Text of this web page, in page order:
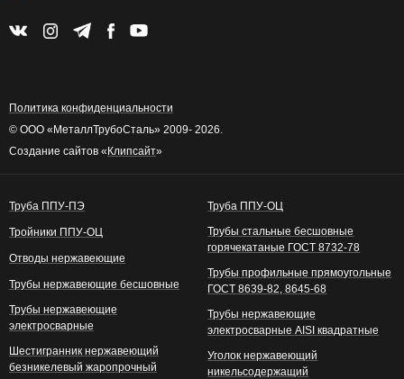
© ООО «МеталлТрубоСталь» 2009- 2026.
Политика конфиденциальности
Создание сайтов « Клипсайт»
Труба ППУ-ПЭ
Тройники ППУ-ОЦ
Отводы нержавеющие
Трубы нержавеющие бесшовные
Трубы нержавеющие
электросварные
Шестигранник нержавеющий
безникелевый жаропрочный
Труба ППУ-ОЦ
Трубы стальные бесшовные
горячекатаные ГОСТ 8732-78
Трубы профильные прямоугольные
ГОСТ 8639-82, 8645-68
Трубы нержавеющие
электросварные AISI квадратные
Уголок нержавеющий
никельсодержащий